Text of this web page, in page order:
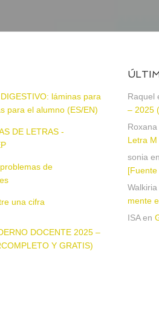
DIGESTIVO: láminas para
para el alumno (ES/EN)
DE LETRAS -
de
una cifra
DOCENTE 2025 –
Y GRATIS)
Raquel
– 2025
Letra
sonia en
mente
ISAen